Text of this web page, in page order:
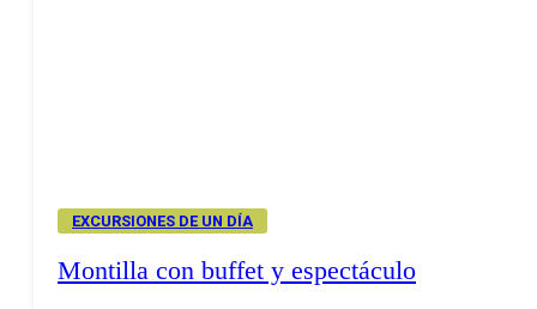
EXCURSIONES DE UN DÍA
Montilla con buffet y espectáculo